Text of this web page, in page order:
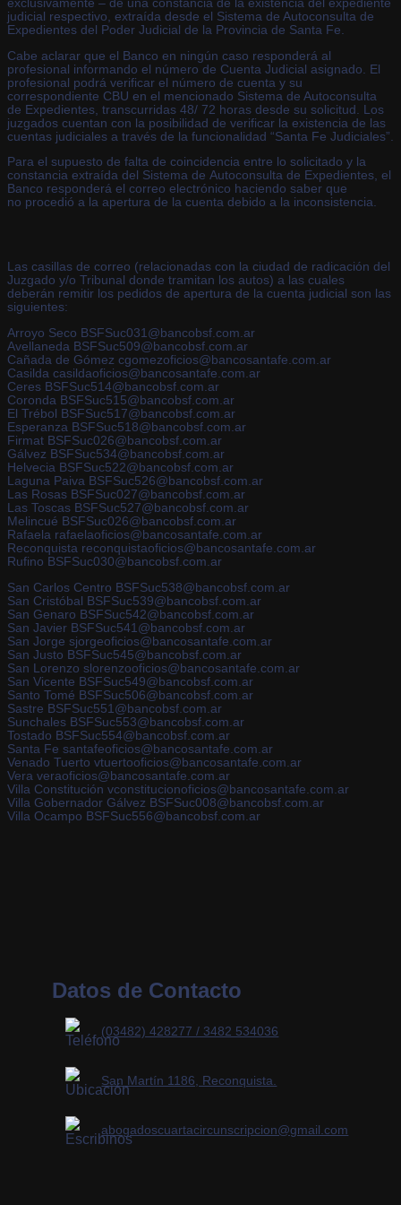
exclusivamente – de una constancia de la existencia del expediente
judicial respectivo, extraída desde el Sistema de Autoconsulta de
Expedientes del Poder Judicial de la Provincia de Santa Fe.
Cabe aclarar que el Banco en ningún caso responderá al
profesional informando el número de Cuenta Judicial asignado. El
profesional podrá verificar el número de cuenta y su
correspondiente CBU en el mencionado Sistema de Autoconsulta
de Expedientes, transcurridas 48/ 72 horas desde su solicitud. Los
juzgados cuentan con la posibilidad de verificar la existencia de las
cuentas judiciales a través de la funcionalidad “Santa Fe Judiciales”.
Para el supuesto de falta de coincidencia entre lo solicitado y la
constancia extraída del Sistema de Autoconsulta de Expedientes, el
Banco responderá el correo electrónico haciendo saber que
no procedió a la apertura de la cuenta debido a la inconsistencia.
Las casillas de correo (relacionadas con la ciudad de radicación del
Juzgado y/o Tribunal donde tramitan los autos) a las cuales
deberán remitir los pedidos de apertura de la cuenta judicial son las
siguientes:
Arroyo Seco BSFSuc031@bancobsf.com.ar
Avellaneda BSFSuc509@bancobsf.com.ar
Cañada de Gómez cgomezoficios@bancosantafe.com.ar
Casilda casildaoficios@bancosantafe.com.ar
Ceres BSFSuc514@bancobsf.com.ar
Coronda BSFSuc515@bancobsf.com.ar
El Trébol BSFSuc517@bancobsf.com.ar
Esperanza BSFSuc518@bancobsf.com.ar
Firmat BSFSuc026@bancobsf.com.ar
Gálvez BSFSuc534@bancobsf.com.ar
Helvecia BSFSuc522@bancobsf.com.ar
Laguna Paiva BSFSuc526@bancobsf.com.ar
Las Rosas BSFSuc027@bancobsf.com.ar
Las Toscas BSFSuc527@bancobsf.com.ar
Melincué BSFSuc026@bancobsf.com.ar
Rafaela rafaelaoficios@bancosantafe.com.ar
Reconquista reconquistaoficios@bancosantafe.com.ar
Rufino BSFSuc030@bancobsf.com.ar
San Carlos Centro BSFSuc538@bancobsf.com.ar
San Cristóbal BSFSuc539@bancobsf.com.ar
San Genaro BSFSuc542@bancobsf.com.ar
San Javier BSFSuc541@bancobsf.com.ar
San Jorge sjorgeoficios@bancosantafe.com.ar
San Justo BSFSuc545@bancobsf.com.ar
San Lorenzo slorenzooficios@bancosantafe.com.ar
San Vicente BSFSuc549@bancobsf.com.ar
Santo Tomé BSFSuc506@bancobsf.com.ar
Sastre BSFSuc551@bancobsf.com.ar
Sunchales BSFSuc553@bancobsf.com.ar
Tostado BSFSuc554@bancobsf.com.ar
Santa Fe santafeoficios@bancosantafe.com.ar
Venado Tuerto vtuertooficios@bancosantafe.com.ar
Vera veraoficios@bancosantafe.com.ar
Villa Constitución vconstitucionoficios@bancosantafe.com.ar
Villa Gobernador Gálvez BSFSuc008@bancobsf.com.ar
Villa Ocampo BSFSuc556@bancobsf.com.ar
Datos de Contacto
(03482) 428277 / 3482 534036
San Martín 1186, Reconquista.
abogadoscuartacircunscripcion@gmail.com